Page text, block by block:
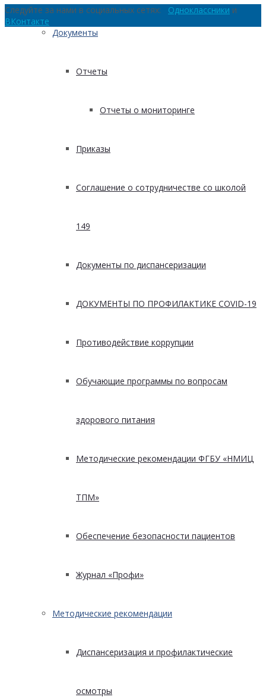
Документы
Отчеты
Отчеты о мониторинге
Приказы
Соглашение о сотрудничестве со школой
149
Документы по диспансеризации
ДОКУМЕНТЫ ПО ПРОФИЛАКТИКЕ COVID-19
Противодействие коррупции
Обучающие программы по вопросам
здорового питания
Методические рекомендации ФГБУ «НМИЦ
ТПМ»
Обеспечение безопасности пациентов
Журнал «Профи»
Методические рекомендации
Диспансеризация и профилактические
осмотры
Следуйте за нами в социальных сетях: Одноклассники и
ВКонтакте